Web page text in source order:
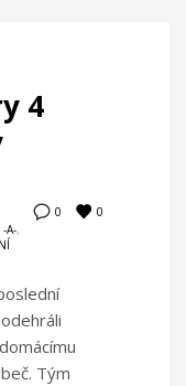
4
0 0
A-,
Tým